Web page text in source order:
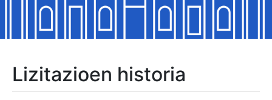
Erakutsi/Ezkutatu
Erakutsi/Ezkutatu
Lizitazioen historia